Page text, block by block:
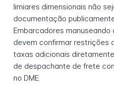
limiares dimensionais não
documentação
Embarcadores
devem confirmar restrições
taxas adicionais
de despachante de frete
no DME.